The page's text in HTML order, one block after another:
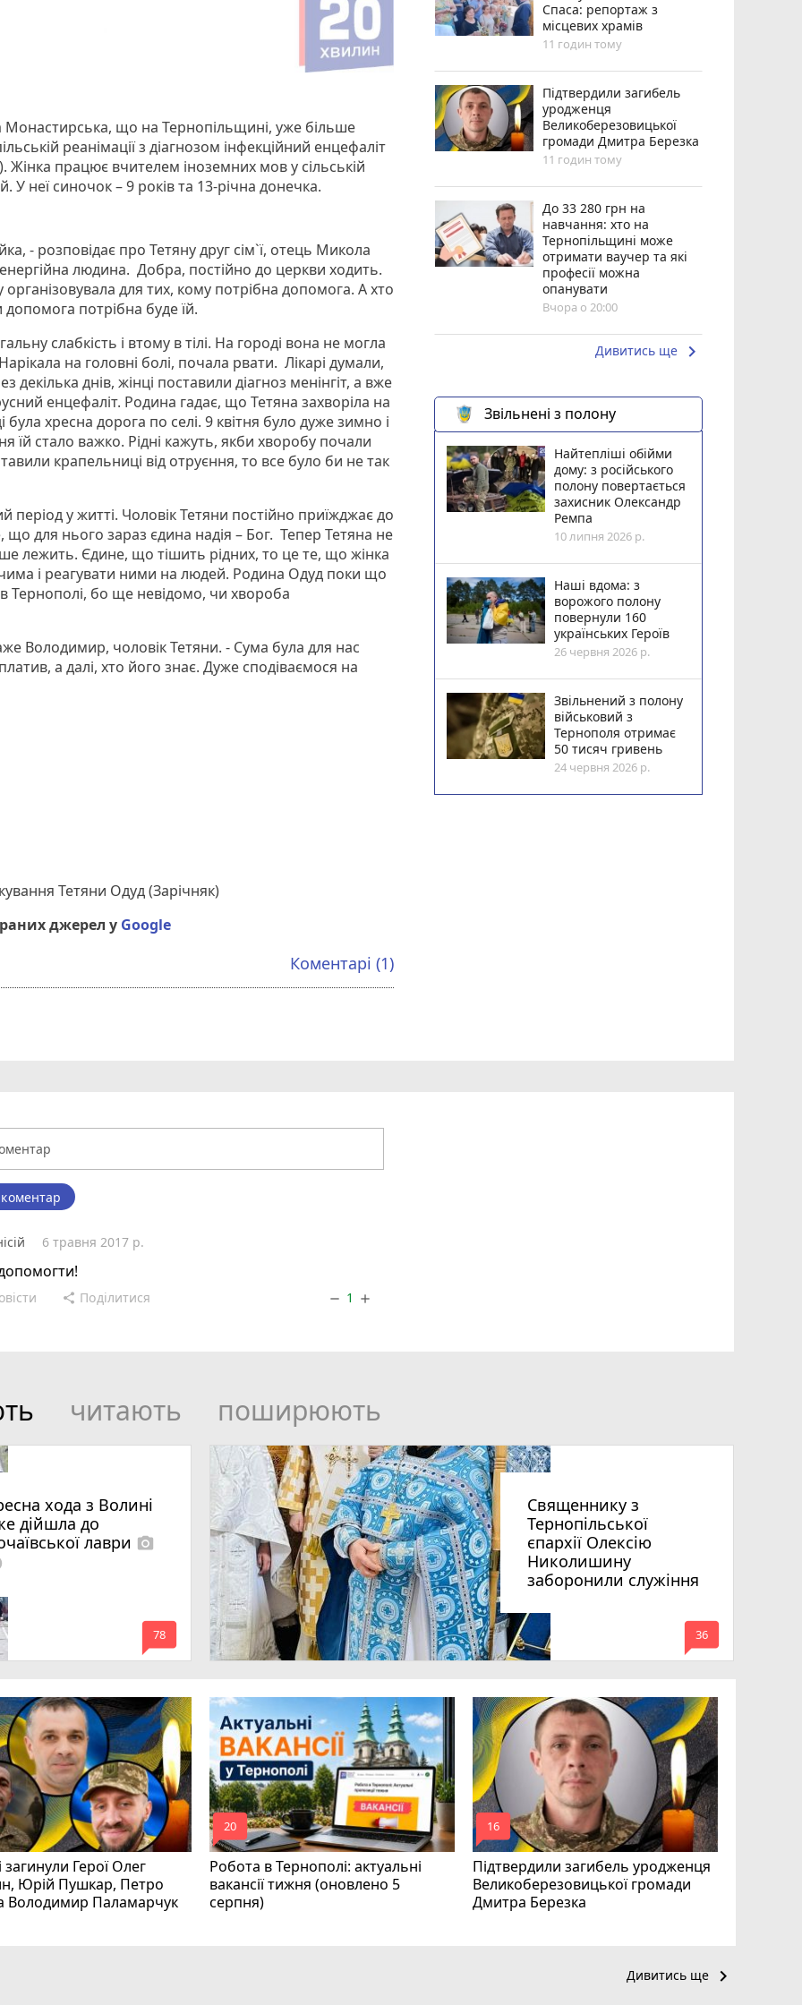
Монастирська, що на Тернопільщині, уже більше
реанімації з діагнозом інфекційний енцефаліт
Жінка працює вчителем іноземних мов у сільській
У неї синочок – 9 років та 13-річна донечка.
- розповідає про Тетяну друг сім`ї, отець Микола
людина. Добра, постійно до церкви ходить.
для тих, кому потрібна допомога. А хто
потрібна буде їй.
слабкість і втому в тілі. На городі вона не могла
на головні болі, почала рвати. Лікарі думали,
днів, жінці поставили діагноз менінгіт, а вже
енцефаліт. Родина гадає, що Тетяна захворіла на
хресна дорога по селі. 9 квітня було дуже зимно і
їй стало важко. Рідні кажуть, якби хворобу почали
крапельниці від отруєння, то все було би не так
період у житті. Чоловік Тетяни постійно приїжджає до
що для нього зараз єдина надія – Бог. Тепер Тетяна не
лежить. Єдине, що тішить рідних, то це те, що жінка
і реагувати ними на людей. Родина Одуд поки що
Тернополі, бо ще невідомо, чи хвороба
Володимир, чоловік Тетяни. - Сума була для нас
а далі, хто його знає. Дуже сподіваємося на
Тетяни Одуд (Зарічняк)
джерел у Google
Коментарі (1)
Спаса: репортаж з
місцевих храмів
11 годин тому
Підтвердили загибель
уродженця
Великоберезовицької
громади Дмитра Березка
11 годин тому
До 33 280 грн на
навчання: хто на
Тернопільщині може
отримати ваучер та які
професії можна
опанувати
Вчора о 20:00
Дивитись ще keyboard_arrow_right
Звільнені з полону
Найтепліші обійми
дому: з російського
полону повертається
захисник Олександр
Ремпа
10 липня 2026 р.
Наші вдома: з
ворожого полону
повернули 160
українських Героїв
26 червня 2026 р.
Звільнений з полону
військовий з
Тернополя отримає
50 тисяч гривень
24 червня 2026 р.
6 травня 2017 р.
share Поділитися remove 1 add
читають поширюють
хода з Волині
дійшла до
лаври photo_camera
mode_comment
78
Священнику з
Тернопільської
єпархії Олексію
Николишину
заборонили служіння
mode_comment
36
загинули Герої Олег
Юрій Пушкар, Петро
Володимир Паламарчук
Робота в Тернополі: актуальні
вакансії тижня (оновлено 5
серпня)
mode_comment
20
Підтвердили загибель уродженця
Великоберезовицької громади
Дмитра Березка
mode_comment
16
Дивитись ще keyboard_arrow_right